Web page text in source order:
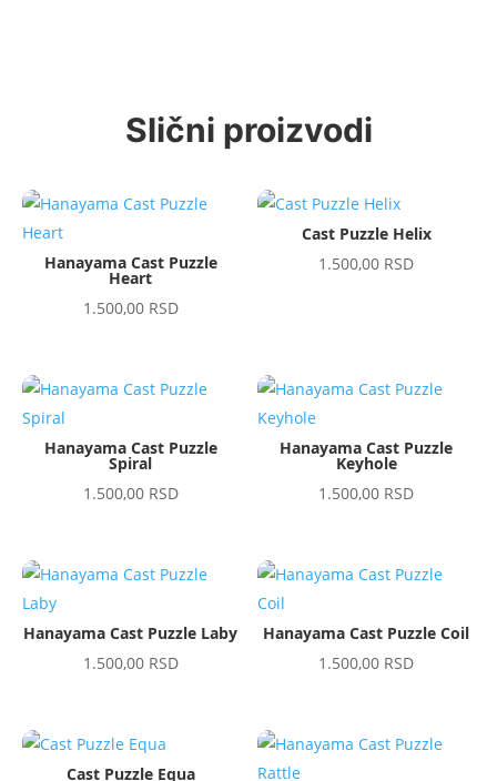
Slični proizvodi
Hanayama Cast Puzzle
Heart
1.500,00 RSD
Cast Puzzle Helix
1.500,00 RSD
Hanayama Cast Puzzle
Spiral
1.500,00 RSD
Hanayama Cast Puzzle
Keyhole
1.500,00 RSD
Hanayama Cast Puzzle Laby
1.500,00 RSD
Hanayama Cast Puzzle Coil
1.500,00 RSD
Cast Puzzle Equa